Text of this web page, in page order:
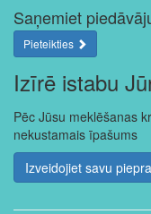
Saņemiet
Pieteikties
Izīrē istabu
Pēc Jūsu meklēšanas
nekustamais īpašums
Izveidojiet savu